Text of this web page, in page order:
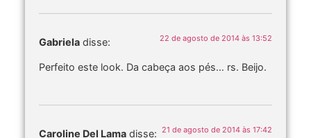
Gabriela disse: 22 de agosto de 2014 às 13:52
Perfeito este look. Da cabeça aos pés… rs. Beijo.
Caroline Del Lama disse: 21 de agosto de 2014 às 17:42